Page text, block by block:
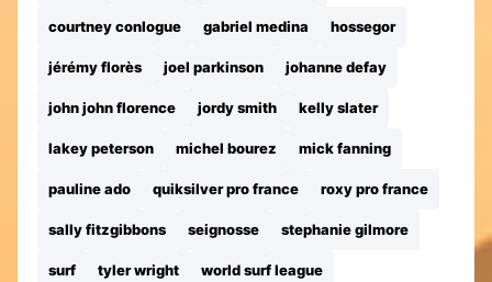
courtney conlogue gabriel medina hossegor
jérémy florès joel parkinson johanne defay
john john florence jordy smith kelly slater
lakey peterson michel bourez mick fanning
pauline ado quiksilver pro france roxy pro france
sally fitzgibbons seignosse stephanie gilmore
surf tyler wright world surf league